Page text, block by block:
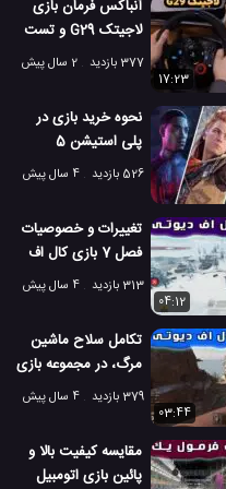
آنباکس فرمان بازی
لاجیتک G29 و تست
بازی گرن توریسمو با
377 بازدید
2 سال پیش
17:23
نحوه خرید بازی در
پلی استیشن 5
526 بازدید 4 سال پیش
تغییرات و خصوصیات
فصل 7 بازی کال اف
دیوتی موبایل
313 بازدید
4 سال پیش
04:12
تکامل سلاح ماشین
مرگ، در مجموعه بازی
های کال اف دیوتی
379 بازدید
4 سال پیش
03:44
مقایسه کیفیت بالا و
پائین بازی اتومبیل